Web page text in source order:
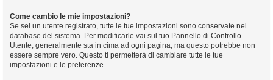
Come cambio le mie impostazioni?
Se sei un utente registrato, tutte le tue impostazioni sono conservate nel
database del sistema. Per modificarle vai sul tuo Pannello di Controllo
Utente; generalmente sta in cima ad ogni pagina, ma questo potrebbe non
essere sempre vero. Questo ti permetterà di cambiare tutte le tue
impostazioni e le preferenze.